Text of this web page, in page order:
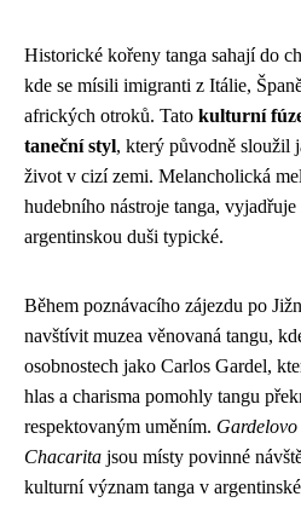
Historické kořeny tanga sahají do
kde se mísili imigranti z Itálie,
afrických otroků. Tato kulturní
taneční styl, který původně sloužil
život v cizí zemi. Melancholická
hudebního nástroje tanga,
argentinskou duši typické.
Během poznávacího zájezdu po
navštívit muzea věnovaná tangu,
osobnostech jako Carlos Gardel,
hlas a charisma pomohly tangu
respektovaným uměním.
Chacarita jsou místy povinné
kulturní význam tanga v